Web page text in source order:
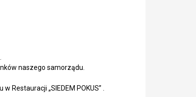
naszego samorządu.
Restauracji „SIEDEM POKUS” .